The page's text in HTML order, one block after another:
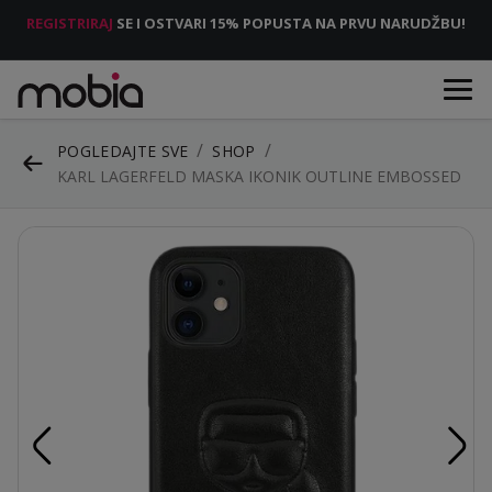
REGISTRIRAJ SE I OSTVARI 15% POPUSTA NA PRVU NARUDŽBU!
POGLEDAJTE SVE
SHOP
KARL LAGERFELD MASKA IKONIK OUTLINE EMBOSSED